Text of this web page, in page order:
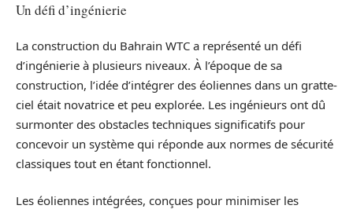
Un défi d’ingénierie
La construction du Bahrain WTC a représenté un défi
d’ingénierie à plusieurs niveaux. À l’époque de sa
construction, l’idée d’intégrer des éoliennes dans un gratte-
ciel était novatrice et peu explorée. Les ingénieurs ont dû
surmonter des obstacles techniques significatifs pour
concevoir un système qui réponde aux normes de sécurité
classiques tout en étant fonctionnel.
Les éoliennes intégrées, conçues pour minimiser les